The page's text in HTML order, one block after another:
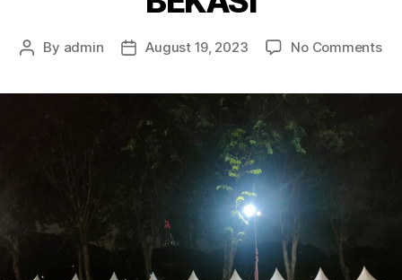
Post
By admin
PostAugust 19, 2023 No Commentson